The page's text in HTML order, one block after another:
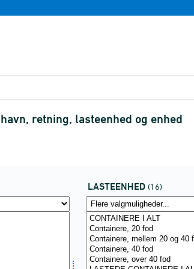
retning, lasteenhed og enhed
LASTEENHED (16)